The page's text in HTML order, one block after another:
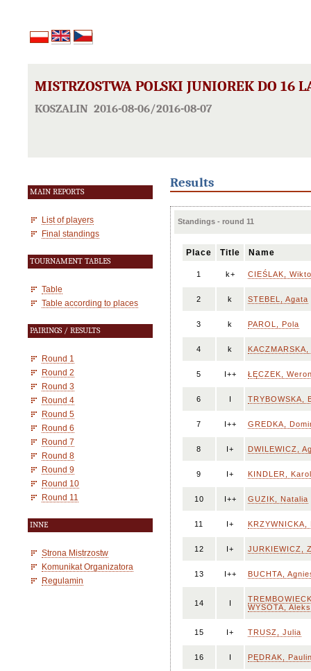
MISTRZOSTWA POLSKI JUNIOREK DO 16
KOSZALIN 2016-08-06/2016-08-07
MAIN REPORTS
List of players
Final standings
TOURNAMENT TABLES
Table
Table according to places
PAIRINGS / RESULTS
Round 1
Round 2
Round 3
Round 4
Round 5
Round 6
Round 7
Round 8
Round 9
Round 10
Round 11
INNE
Strona Mistrzostw
Komunikat Organizatora
Regulamin
Results
Standings - round 11
Place Title Name
1 k+ CIEŚLAK,
2 k STEBEL, Agata
3 k PAROL, Pola
4 k
5 I++ ŁĘCZEK,
6 I TRYBOWSKA,
7 I++ GREDKA,
8 I+ DWILEWICZ,
9 I+ KINDLER,
10 I++ GUZIK, Natalia
11 I+ KRZYWNICKA,
12 I+ JURKIEWICZ,
13 I++ BUCHTA,
14 I
WYSOTA,
15 I+ TRUSZ, Julia
16 I PĘDRAK,